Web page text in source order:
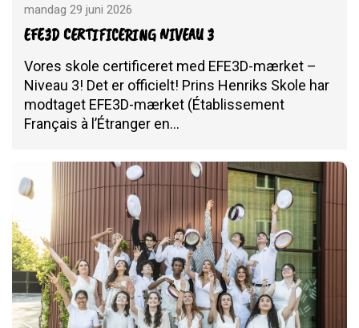
mandag 29 juni 2026
EFE3D CERTIFICERING NIVEAU 3
Vores skole certificeret med EFE3D-mærket –
Niveau 3! Det er officielt! Prins Henriks Skole har
modtaget EFE3D-mærket (Établissement
Français à l’Étranger en…